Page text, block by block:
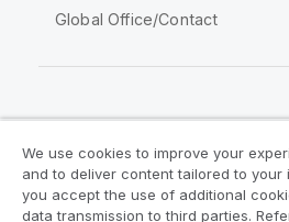
Global Office/Contact
Acuerdos legales
We use cookies to improve your
and to deliver content tailored to your
you accept the use of additional
data transmission to third parties.